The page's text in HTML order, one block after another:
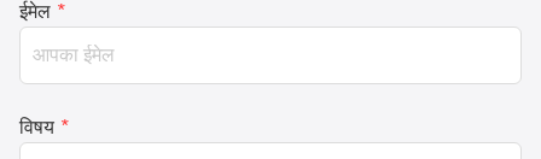
ईमेल *
विषय *